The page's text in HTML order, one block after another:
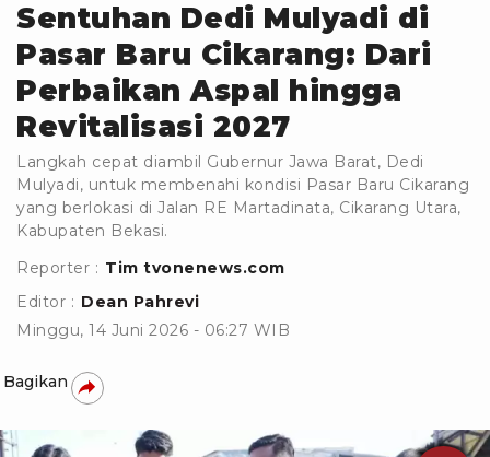
Sentuhan Dedi Mulyadi di
Pasar Baru Cikarang: Dari
Perbaikan Aspal hingga
Revitalisasi 2027
Langkah cepat diambil Gubernur Jawa Barat, Dedi
Mulyadi, untuk membenahi kondisi Pasar Baru Cikarang
yang berlokasi di Jalan RE Martadinata, Cikarang Utara,
Kabupaten Bekasi.
Reporter : Tim tvonenews.com
Editor : Dean Pahrevi
Minggu, 14 Juni 2026 - 06:27 WIB
Bagikan